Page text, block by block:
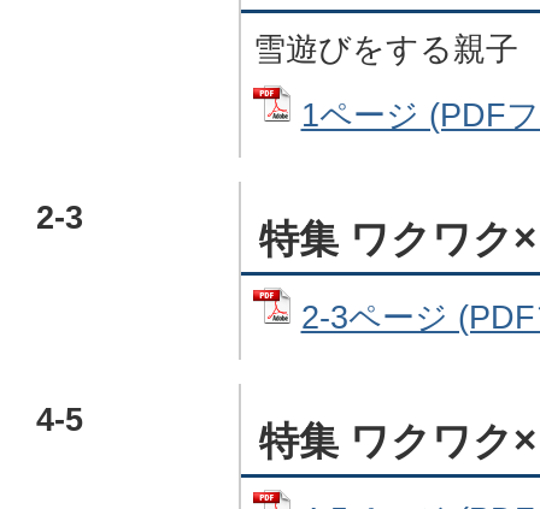
雪遊びをする親子
1ページ (PDF
2-3 特集 ワクワク
2-3ページ
4-5 特集 ワクワク